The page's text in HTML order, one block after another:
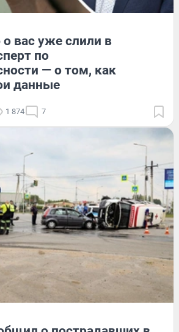
вас уже слили в
по
— о том, как
данные
1 874 7